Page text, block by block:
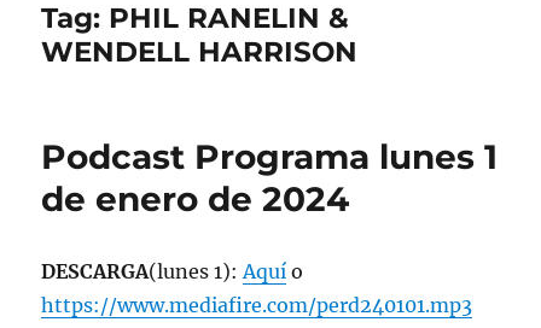
Tag: PHIL RANELIN &
WENDELL HARRISON
Podcast Programa lunes 1
de enero de 2024
DESCARGA(lunes 1):Aquí o
https://www.mediafire.com/perd240101.mp3